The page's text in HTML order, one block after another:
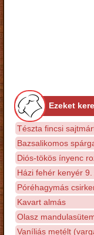
Ezeket
Tészta fincsi
Bazsalikomos
Diós-tökös ínyenc
Házi fehér kenyér
Póréhagymás
Kavart almás
Olasz
Vaníliás metélt